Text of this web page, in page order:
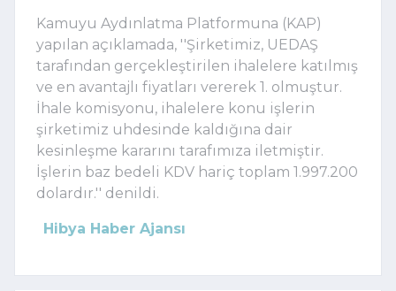
Kamuyu Aydınlatma Platformuna (KAP)
yapılan açıklamada, ''Şirketimiz, UEDAŞ
tarafından gerçekleştirilen ihalelere katılmış
ve en avantajlı fiyatları vererek 1. olmuştur.
İhale komisyonu, ihalelere konu işlerin
şirketimiz uhdesinde kaldığına dair
kesinleşme kararını tarafımıza iletmiştir.
İşlerin baz bedeli KDV hariç toplam 1.997.200
dolardır.'' denildi.
Hibya Haber Ajansı